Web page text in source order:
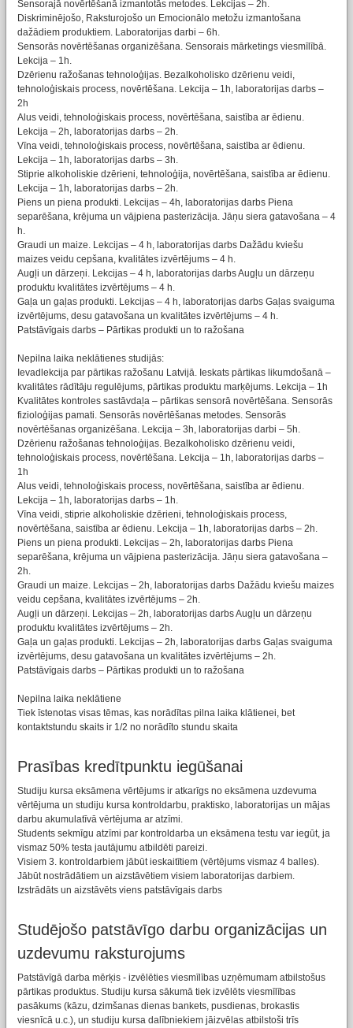
Sensorajā novērtēšanā izmantotās metodes. Lekcijas – 2h.
Diskriminējošo, Raksturojošo un Emocionālo metožu izmantošana
dažādiem produktiem. Laboratorijas darbi – 6h.
Sensorās novērtēšanas organizēšana. Sensorais mārketings viesmīlībā.
Lekcija – 1h.
Dzērienu ražošanas tehnoloģijas. Bezalkoholisko dzērienu veidi,
tehnoloģiskais process, novērtēšana. Lekcija – 1h, laboratorijas darbs –
2h
Alus veidi, tehnoloģiskais process, novērtēšana, saistība ar ēdienu.
Lekcija – 2h, laboratorijas darbs – 2h.
Vīna veidi, tehnoloģiskais process, novērtēšana, saistība ar ēdienu.
Lekcija – 1h, laboratorijas darbs – 3h.
Stiprie alkoholiskie dzērieni, tehnoloģija, novērtēšana, saistība ar ēdienu.
Lekcija – 1h, laboratorijas darbs – 2h.
Piens un piena produkti. Lekcijas – 4h, laboratorijas darbs Piena
separēšana, krējuma un vājpiena pasterizācija. Jāņu siera gatavošana – 4
h.
Graudi un maize. Lekcijas – 4 h, laboratorijas darbs Dažādu kviešu
maizes veidu cepšana, kvalitātes izvērtējums – 4 h.
Augļi un dārzeņi. Lekcijas – 4 h, laboratorijas darbs Augļu un dārzeņu
produktu kvalitātes izvērtējums – 4 h.
Gaļa un gaļas produkti. Lekcijas – 4 h, laboratorijas darbs Gaļas svaiguma
izvērtējums, desu gatavošana un kvalitātes izvērtējums – 4 h.
Patstāvīgais darbs – Pārtikas produkti un to ražošana
Nepilna laika neklātienes studijās:
Ievadlekcija par pārtikas ražošanu Latvijā. Ieskats pārtikas likumdošanā –
kvalitātes rādītāju regulējums, pārtikas produktu marķējums. Lekcija – 1h
Kvalitātes kontroles sastāvdaļa – pārtikas sensorā novērtēšana. Sensorās
fizioloģijas pamati. Sensorās novērtēšanas metodes. Sensorās
novērtēšanas organizēšana. Lekcija – 3h, laboratorijas darbi – 5h.
Dzērienu ražošanas tehnoloģijas. Bezalkoholisko dzērienu veidi,
tehnoloģiskais process, novērtēšana. Lekcija – 1h, laboratorijas darbs –
1h
Alus veidi, tehnoloģiskais process, novērtēšana, saistība ar ēdienu.
Lekcija – 1h, laboratorijas darbs – 1h.
Vīna veidi, stiprie alkoholiskie dzērieni, tehnoloģiskais process,
novērtēšana, saistība ar ēdienu. Lekcija – 1h, laboratorijas darbs – 2h.
Piens un piena produkti. Lekcijas – 2h, laboratorijas darbs Piena
separēšana, krējuma un vājpiena pasterizācija. Jāņu siera gatavošana –
2h.
Graudi un maize. Lekcijas – 2h, laboratorijas darbs Dažādu kviešu maizes
veidu cepšana, kvalitātes izvērtējums – 2h.
Augļi un dārzeņi. Lekcijas – 2h, laboratorijas darbs Augļu un dārzeņu
produktu kvalitātes izvērtējums – 2h.
Gaļa un gaļas produkti. Lekcijas – 2h, laboratorijas darbs Gaļas svaiguma
izvērtējums, desu gatavošana un kvalitātes izvērtējums – 2h.
Patstāvīgais darbs – Pārtikas produkti un to ražošana
Nepilna laika neklātiene
Tiek īstenotas visas tēmas, kas norādītas pilna laika klātienei, bet
kontaktstundu skaits ir 1/2 no norādīto stundu skaita
Prasības kredītpunktu iegūšanai
Studiju kursa eksāmena vērtējums ir atkarīgs no eksāmena uzdevuma
vērtējuma un studiju kursa kontroldarbu, praktisko, laboratorijas un mājas
darbu akumulatīvā vērtējuma ar atzīmi.
Students sekmīgu atzīmi par kontroldarba un eksāmena testu var iegūt, ja
vismaz 50% testa jautājumu atbildēti pareizi.
Visiem 3. kontroldarbiem jābūt ieskaitītiem (vērtējums vismaz 4 balles).
Jābūt nostrādātiem un aizstāvētiem visiem laboratorijas darbiem.
Izstrādāts un aizstāvēts viens patstāvīgais darbs
Studējošo patstāvīgo darbu organizācijas un
uzdevumu raksturojums
Patstāvīgā darba mērķis - izvēlēties viesmīlības uzņēmumam atbilstošus
pārtikas produktus. Studiju kursa sākumā tiek izvēlēts viesmīlības
pasākums (kāzu, dzimšanas dienas bankets, pusdienas, brokastis
viesnīcā u.c.), un studiju kursa dalībniekiem jāizvēlas atbilstoši trīs